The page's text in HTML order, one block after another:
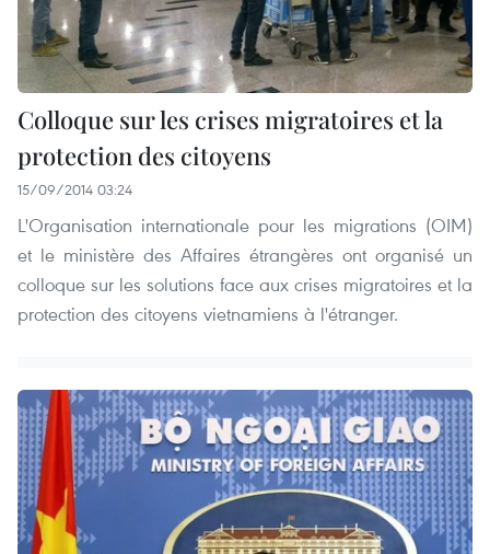
Colloque sur les crises migratoires et la
protection des citoyens
15/09/2014 03:24
L'Organisation internationale pour les migrations (OIM)
et le ministère des Affaires étrangères ont organisé un
colloque sur les solutions face aux crises migratoires et la
protection des citoyens vietnamiens à l'étranger.